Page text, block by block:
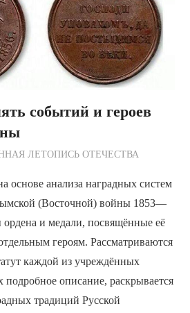
событий и героев
по Редакции
ЛЕТОПИСЬ ОТЕЧЕСТВА
основе анализа наградных систем
(Восточной) войны 1853—
ордена и медали, посвящённые её
героям. Рассматриваются
каждой из учреждённых
подробное описание, раскрывается
традиций Русской